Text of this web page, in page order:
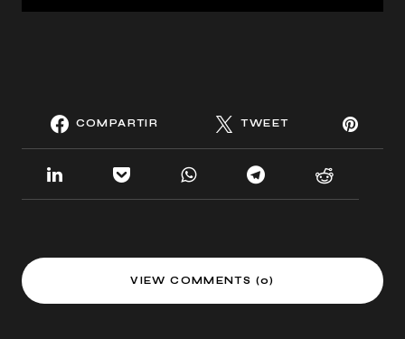
COMPARTIR TWEET
VIEW COMMENTS (0)